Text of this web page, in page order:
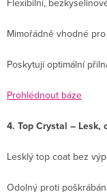
Flexibilní,
Mimořádně vhodné
Poskytují optimální
Prohlédnout báze
4. Top Crystal – Lesk,
Lesklý top coat bez
Odolný proti